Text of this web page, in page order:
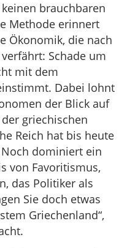
brauchbaren
Methode erinnert
Ökonomik, die nach
Schade um
mit dem
Dabei lohnt
der Blick auf
griechischen
Reich hat bis heute
dominiert ein
von Favoritismus,
das Politiker als
Sie doch etwas
Griechenland“,